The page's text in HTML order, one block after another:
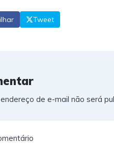
Tweet
de e-mail não será